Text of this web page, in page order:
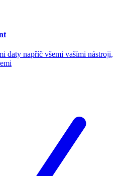
daty napříč všemi vašími nástroji,